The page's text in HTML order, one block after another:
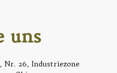
uns
Nr. 26, Industriezone